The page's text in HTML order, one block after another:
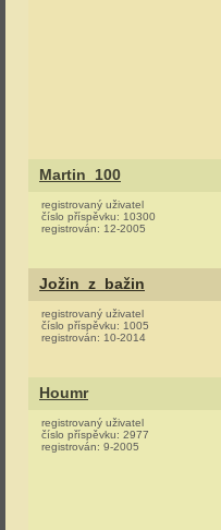
Martin_100
registrovaný uživatel
číslo příspěvku: 10300
registrován: 12-2005
Jožin_z_bažin
registrovaný uživatel
číslo příspěvku: 1005
registrován: 10-2014
Houmr
registrovaný uživatel
číslo příspěvku: 2977
registrován: 9-2005